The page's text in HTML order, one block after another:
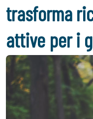
trasforma
attive per i